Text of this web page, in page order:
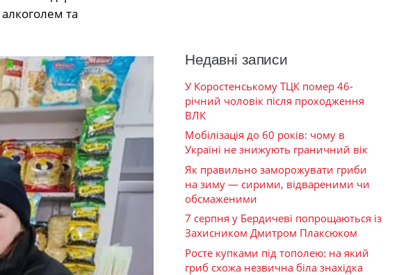
алкоголем та
Недавні записи
У Коростенському ТЦК помер 46-
річний чоловік після проходження
ВЛК
Мобілізація до 60 років: чому в
Україні не знижують граничний вік
Як правильно заморожувати гриби
на зиму — сирими, відвареними чи
обсмаженими
7 серпня у Бердичеві попрощаються із
Захисником Дмитром Плаксюком
Росте купками під тополею: на який
гриб схожа незвична біла знахідка